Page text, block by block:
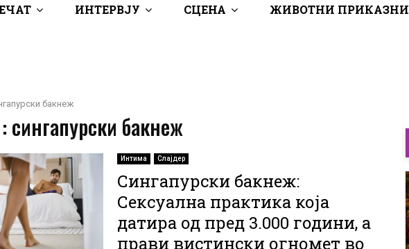
ИНТЕРВЈУ СЦЕНА ЖИВОТНИ ПРИКАЗНИ
бакнеж
сингапурски бакнеж
Интима Слајдер
Сингапурски бакнеж:
Сексуална практика која
датира од пред 3.000 години, а
прави вистински огномет во